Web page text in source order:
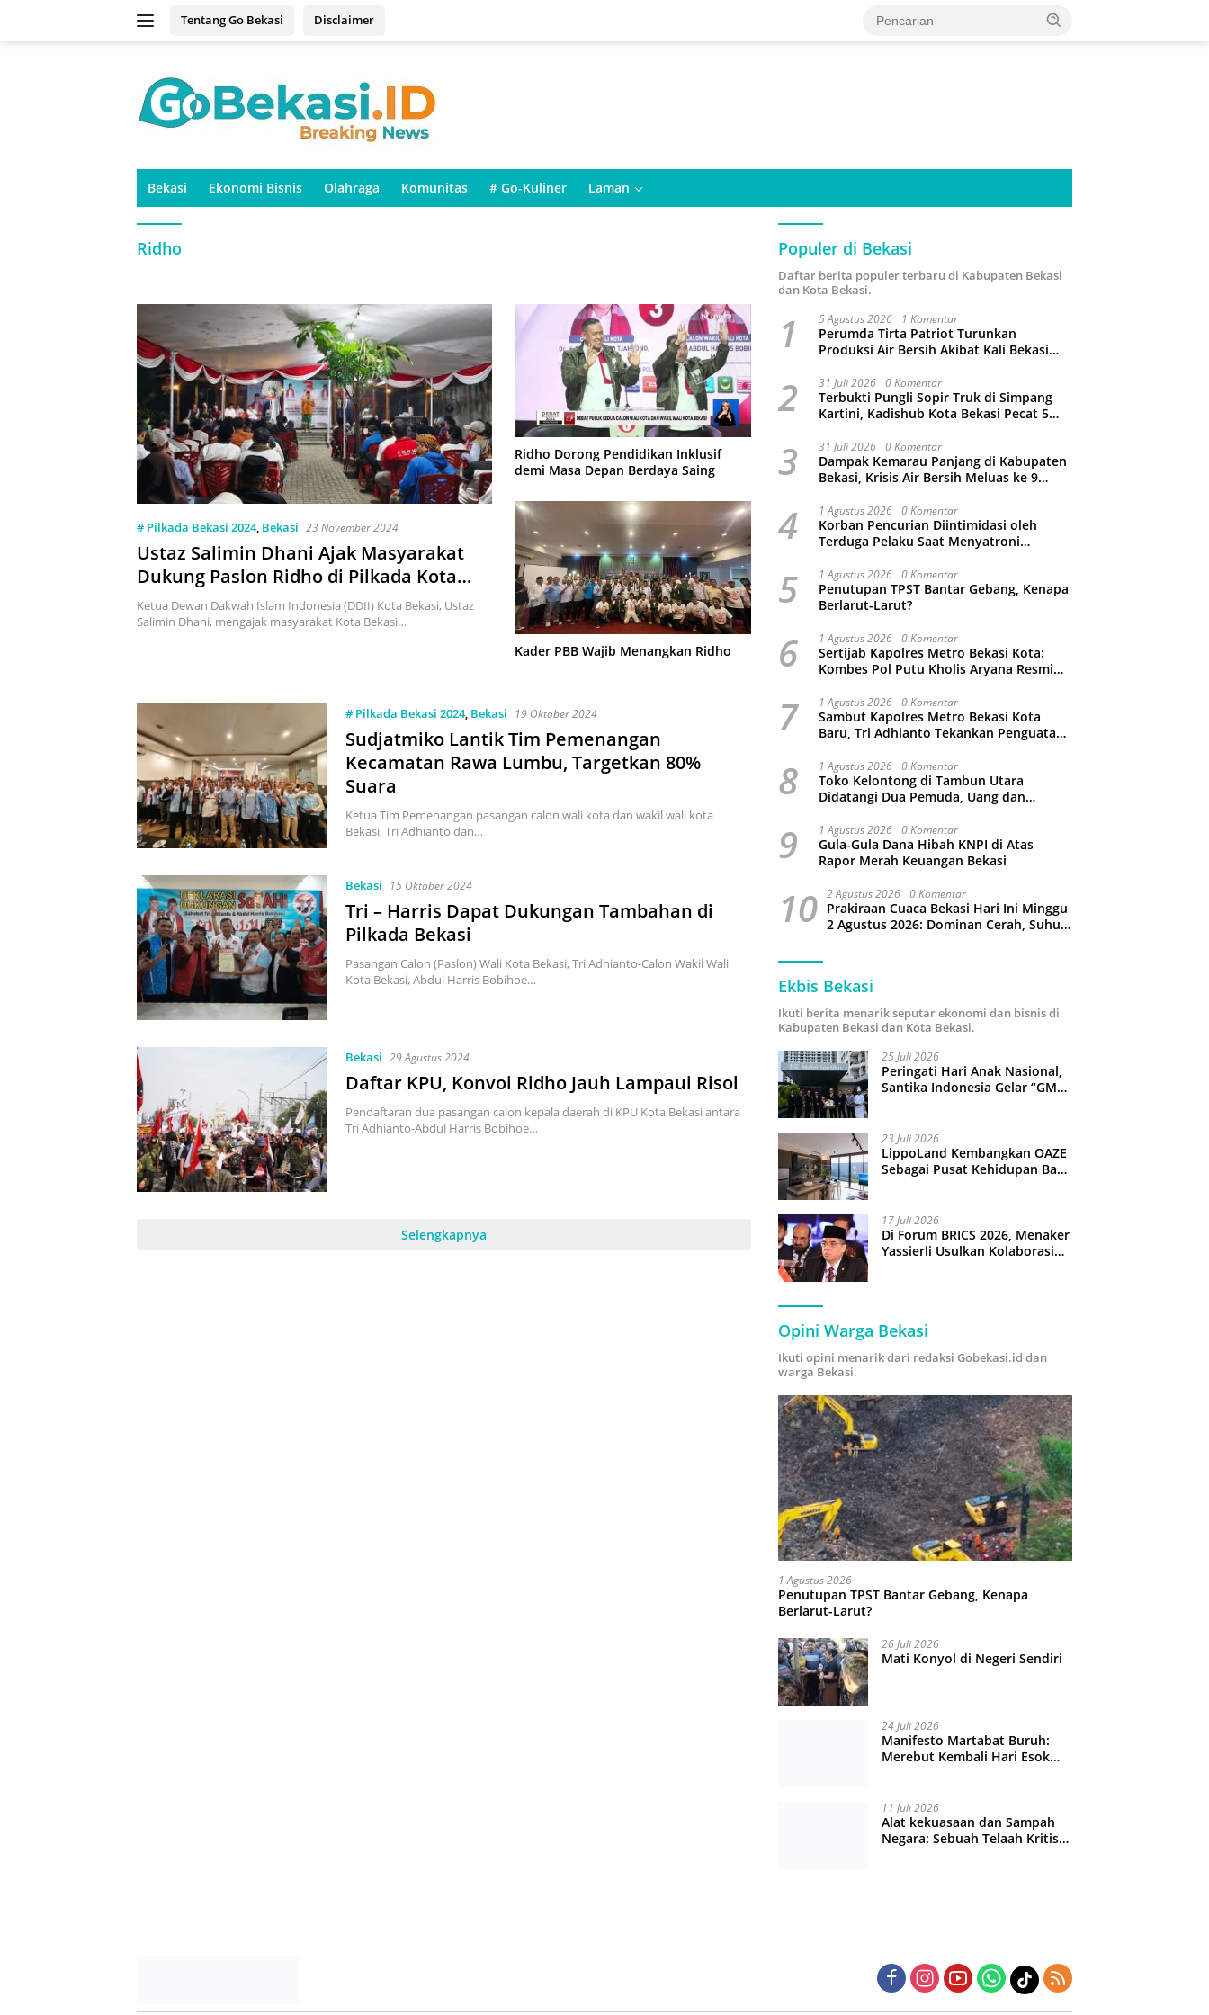
Tentang Go Bekasi Disclaimer
Bekasi Ekonomi Bisnis Olahraga Komunitas # Go-Kuliner Laman
Ridho
# Pilkada Bekasi 2024, Bekasi 23 November 2024
Ustaz Salimin Dhani Ajak Masyarakat
Dukung Paslon Ridho di Pilkada Kota
Bekasi 2024
Ketua Dewan Dakwah Islam Indonesia (DDII) Kota Bekasi, Ustaz
Salimin Dhani, mengajak masyarakat Kota Bekasi…
Ridho Dorong Pendidikan Inklusif
demi Masa Depan Berdaya Saing
Kader PBB Wajib Menangkan Ridho
# Pilkada Bekasi 2024, Bekasi 19 Oktober 2024
Sudjatmiko Lantik Tim Pemenangan
Kecamatan Rawa Lumbu, Targetkan 80%
Suara
Ketua Tim Pemenangan pasangan calon wali kota dan wakil wali kota
Bekasi, Tri Adhianto dan…
Bekasi 15 Oktober 2024
Tri – Harris Dapat Dukungan Tambahan di
Pilkada Bekasi
Pasangan Calon (Paslon) Wali Kota Bekasi, Tri Adhianto-Calon Wakil Wali
Kota Bekasi, Abdul Harris Bobihoe…
Bekasi 29 Agustus 2024
Daftar KPU, Konvoi Ridho Jauh Lampaui Risol
Pendaftaran dua pasangan calon kepala daerah di KPU Kota Bekasi antara
Tri Adhianto-Abdul Harris Bobihoe…
Selengkapnya
Populer di Bekasi
Daftar berita populer terbaru di Kabupaten Bekasi
dan Kota Bekasi.
1 5 Agustus 2026 1 Komentar
Perumda Tirta Patriot Turunkan
Produksi Air Bersih Akibat Kali Bekasi
2 31 Juli 2026 0 Komentar
Terbukti Pungli Sopir Truk di Simpang
Kartini, Kadishub Kota Bekasi Pecat 5
3 31 Juli 2026 0 Komentar
Dampak Kemarau Panjang di Kabupaten
Bekasi, Krisis Air Bersih Meluas ke 9
4 1 Agustus 2026 0 Komentar
Korban Pencurian Diintimidasi oleh
Terduga Pelaku Saat Menyatroni
Malah Ikut-Ikutan!
5 1 Agustus 2026 0 Komentar
Penutupan TPST Bantar Gebang, Kenapa
Berlarut-Larut?
6 1 Agustus 2026 0 Komentar
Sertijab Kapolres Metro Bekasi Kota:
Kombes Pol Putu Kholis Aryana Resmi
Bintoro
7 1 Agustus 2026 0 Komentar
Sambut Kapolres Metro Bekasi Kota
Baru, Tri Adhianto Tekankan Penguatan
8 1 Agustus 2026 0 Komentar
Toko Kelontong di Tambun Utara
Didatangi Dua Pemuda, Uang dan
9 1 Agustus 2026 0 Komentar
Gula-Gula Dana Hibah KNPI di Atas
Rapor Merah Keuangan Bekasi
10 2 Agustus 2026 0 Komentar
Prakiraan Cuaca Bekasi Hari Ini Minggu
2 Agustus 2026: Dominan Cerah, Suhu
Ekbis Bekasi
Ikuti berita menarik seputar ekonomi dan bisnis di
Kabupaten Bekasi dan Kota Bekasi.
25 Juli 2026
Peringati Hari Anak Nasional,
Santika Indonesia Gelar “GM
23 Juli 2026
LippoLand Kembangkan OAZE
Sebagai Pusat Kehidupan Baru
17 Juli 2026
Di Forum BRICS 2026, Menaker
Yassierli Usulkan Kolaborasi
Opini Warga Bekasi
Ikuti opini menarik dari redaksi Gobekasi.id dan
warga Bekasi.
1 Agustus 2026
Penutupan TPST Bantar Gebang, Kenapa
Berlarut-Larut?
26 Juli 2026
Mati Konyol di Negeri Sendiri
24 Juli 2026
Manifesto Martabat Buruh:
Merebut Kembali Hari Esok
11 Juli 2026
Alat kekuasaan dan Sampah
Negara: Sebuah Telaah Kritis